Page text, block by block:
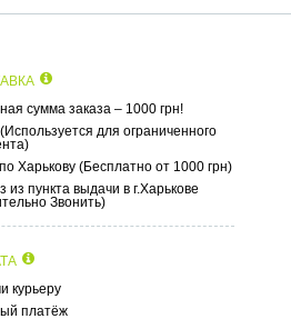
сумма заказа – 1000 грн!
для ограниченного
Харькову (Бесплатно от 1000 грн)
из пункта выдачи в г.Харькове
Звонить)
курьеру
платёж